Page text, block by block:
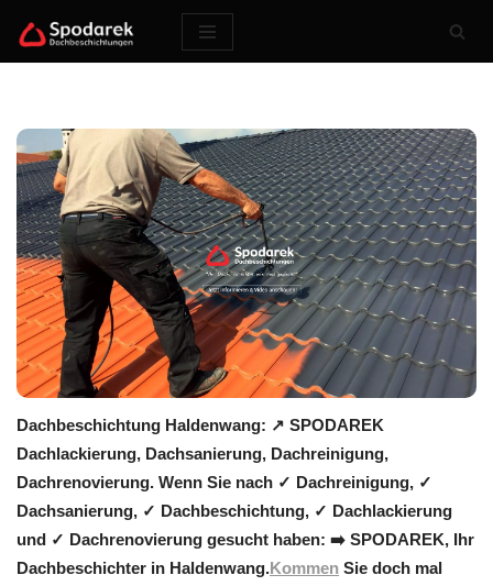
Zum
Dachbeschichtung Haldenwang: ↗️ SPODAREK
Dachlackierung, Dachsanierung, Dachreinigung,
Dachrenovierung. Wenn Sie nach ✓ Dachreinigung, ✓
Dachsanierung, ✓ Dachbeschichtung, ✓ Dachlackierung
und ✓ Dachrenovierung gesucht haben: ➡️ SPODAREK, Ihr
Dachbeschichter in Haldenwang.Kommen Sie doch mal